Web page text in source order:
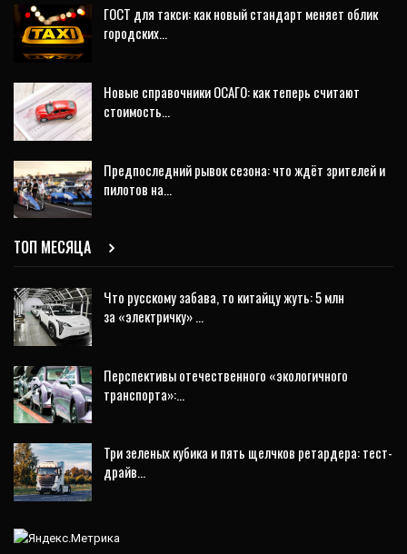
ГОСТ для такси: как новый стандарт меняет облик
городских…
Новые справочники ОСАГО: как теперь считают
стоимость…
Предпоследний рывок сезона: что ждёт зрителей и
пилотов на…
ТОП МЕСЯЦА
Что русскому забава, то китайцу жуть: 5 млн
за «электричку» …
Перспективы отечественного «экологичного
транспорта»:…
Три зеленых кубика и пять щелчков ретардера: тест-
драйв…